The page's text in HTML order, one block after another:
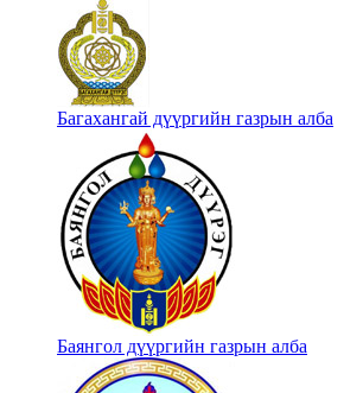
Багахангай дүүргийн газрын алба
Баянгол дүүргийн газрын алба